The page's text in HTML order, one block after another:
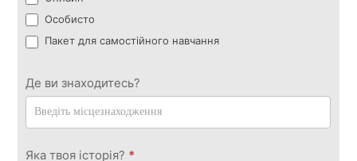
Особисто
Пакет для самостійного навчання
Де ви знаходитесь?
Яка твоя історія? *